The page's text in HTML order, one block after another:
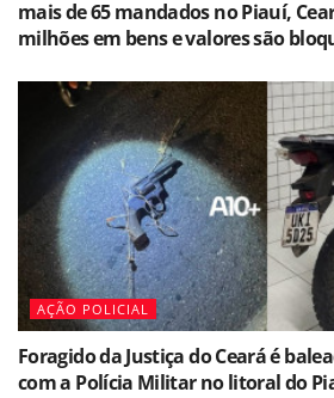
mais de 65 mandados no Piauí,
milhões em bens e valores são
AÇÃO POLICIAL
Foragido da Justiça do Ceará é
com a Polícia Militar no litoral do